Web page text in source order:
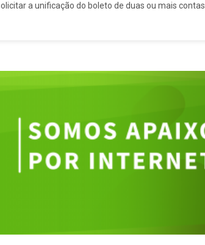
a unificação do boleto de duas ou mais contas